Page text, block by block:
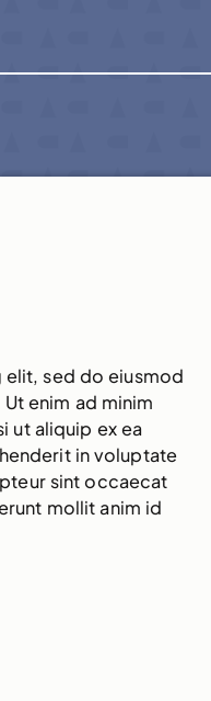
sed do eiusmod
enim ad minim
ut aliquip ex ea
in voluptate
sint occaecat
mollit anim id